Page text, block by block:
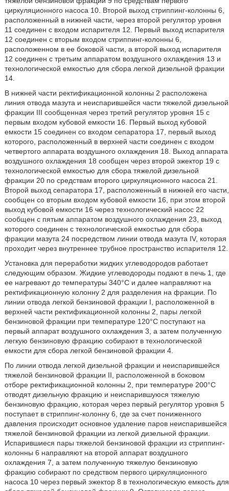
циркуляционного насоса 10. Второй выход стриппинг-колонны 6,
расположенный в нижней части, через второй регулятор уровня
11 соединен с входом испарителя 12. Первый выход испарителя
12 соединен с вторым входом стриппинг-колонны 6,
расположенном в ее боковой части, а второй выход испарителя
12 соединен с третьим аппаратом воздушного охлаждения 13 и
технологической емкостью для сбора легкой дизельной фракции
14.
В нижней части ректификационной колонны 2 расположена
линия отвода мазута и неиспарившейся части тяжелой дизельной
фракции III сообщенная через третий регулятор уровня 15 с
первым входом кубовой емкости 16. Первый выход кубовой
емкости 15 соединен со входом сепаратора 17, первый выход
которого, расположенный в верхней части соединен с входом
четвертого аппарата воздушного охлаждения 18. Выход аппарата
воздушного охлаждения 18 сообщен через второй эжектор 19 с
технологической емкостью для сбора тяжелой дизельной
фракции 20 по средствам второго циркуляционного насоса 21.
Второй выход сепаратора 17, расположенный в нижней его части,
сообщен со вторым входом кубовой емкости 16, при этом второй
выход кубовой емкости 16 через технологический насос 22
сообщен с пятым аппаратом воздушного охлаждения 23, выход
которого соединен с технологической емкостью для сбора
фракции мазута 24 посредством линии отвода мазута IV, которая
проходит через внутреннее трубное пространство испарителя 12.
Установка для переработки жидких углеводородов работает
следующим образом. Жидкие углеводороды подают в печь 1, где
ее нагревают до температуры 340°С и далее направляют на
ректификационную колонну 2 для разделения на фракции. По
линии отвода легкой бензиновой фракции I, расположенной в
верхней части ректификационной колонны 2, пары легкой
бензиновой фракции при температуре 120°С поступают на
первый аппарат воздушного охлаждения 3, а затем полученную
легкую бензиновую фракцию собирают в технологической
емкости для сбора легкой бензиновой фракции 4.
По линии отвода легкой дизельной фракции и неиспарившейся
тяжелой бензиновой фракции II, расположенной в боковом
отборе ректификационной колонны 2, при температуре 200°С
отводят дизельную фракцию и неиспарившуюся тяжелую
бензиновую фракцию, которая через первый регулятор уровня 5
поступает в стриппинг-колонну 6, где за счет пониженного
давления происходит основное удаление паров неиспарившейся
тяжелой бензиновой фракции из легкой дизельной фракции.
Испарившиеся пары тяжелой бензиновой фракции из стриппинг-
колонны 6 направляют на второй аппарат воздушного
охлаждения 7, а затем полученную тяжелую бензиновую
фракцию собирают по средством первого циркуляционного
насоса 10 через первый эжектор 8 в технологическую емкость для